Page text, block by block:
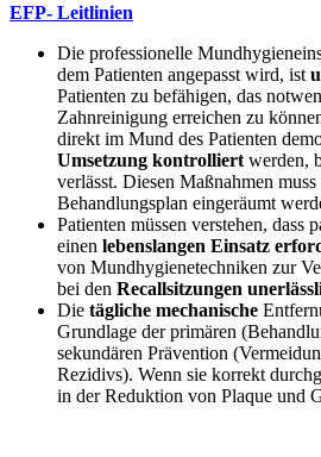
EFP- Leitlinien
Die professionelle
dem Patienten angepasst wird, ist
Patienten zu befähigen, das
Zahnreinigung erreichen zu
direkt im Mund des Patienten
Umsetzung kontrolliert werden,
verlässt. Diesen Maßnahmen muss
Behandlungsplan eingeräumt
Patienten müssen verstehen, dass
einen lebenslangen Einsatz
von Mundhygienetechniken zur
bei den Recallsitzungen
Die tägliche mechanische
Grundlage der primären
sekundären Prävention
Rezidivs). Wenn sie korrekt
in der Reduktion von Plaque und